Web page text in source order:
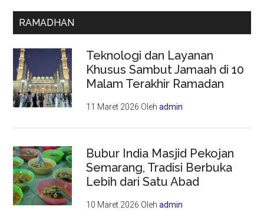
RAMADHAN
Teknologi dan Layanan
Khusus Sambut Jamaah di 10
Malam Terakhir Ramadan
11 Maret 2026 Olehadmin
Bubur India Masjid Pekojan
Semarang, Tradisi Berbuka
Lebih dari Satu Abad
10 Maret 2026 Olehadmin